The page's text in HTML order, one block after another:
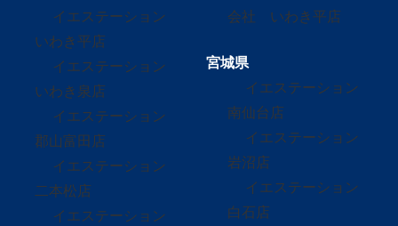
イエステーション
いわき平店
イエステーション
いわき泉店
イエステーション
郡山富田店
イエステーション
二本松店
イエステーション
会社 いわき平店
宮城県
イエステーション
南仙台店
イエステーション
岩沼店
イエステーション
白石店